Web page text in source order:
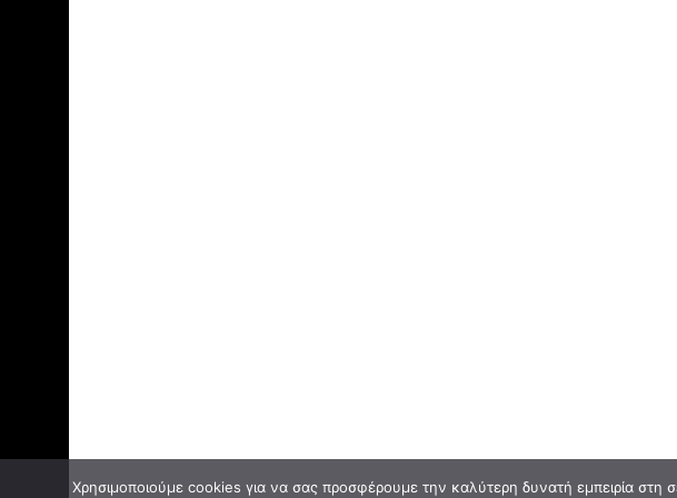
Χρησιμοποιούμε cookies για να σας προσφέρουμε την καλύτερη δυνατή εμπειρία στη